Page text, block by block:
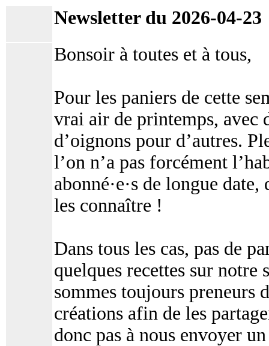
Newsletter du 2026-04-23
Bonsoir à toutes et à tous,
Pour les paniers de cette
vrai air de printemps, avec
d’oignons pour d’autres.
l’on n’a pas forcément
abonné·e·s de longue
les connaître !
Dans tous les cas, pas de
quelques recettes sur notre
sommes toujours preneurs
créations afin de les
donc pas à nous envoyer